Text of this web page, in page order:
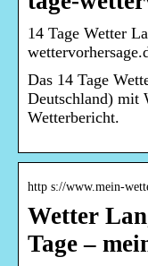
14 Tage Wetter
Das 14 Tage
Deutschland) mit
Wetterbericht.
http s://www.mein-
Wetter
Tage –